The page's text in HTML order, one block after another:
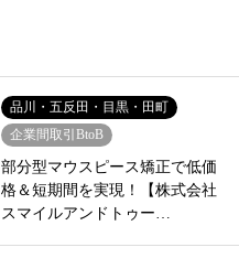
品川・五反田・目黒・田町
企業間取引BtoB
部分型マウスピース矯正で低価
格＆短期間を実現！【株式会社
スマイルアンドトゥー…